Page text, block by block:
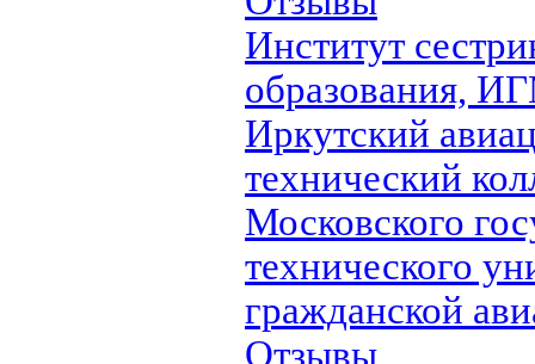
Институт
образования,
Иркутский
технический
Московского
технического
гражданской
Отзывы